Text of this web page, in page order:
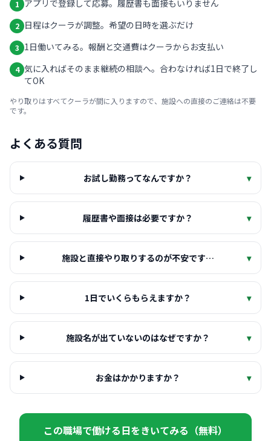
1 アプリで登録して応募。履歴書も面接もいりません
2 日程はクーラが調整。希望の日時を選ぶだけ
3 1日働いてみる。報酬と交通費はクーラからお支払い
4 気に入ればそのまま継続の相談へ。合わなければ1日で終了し
てOK
やり取りはすべてクーラが間に入りますので、施設への直接のご連絡は不要
です。
よくある質問
お試し勤務ってなんですか？ ▾
履歴書や面接は必要ですか？ ▾
施設と直接やり取りするのが不安です… ▾
1日でいくらもらえますか？ ▾
施設名が出ていないのはなぜですか？ ▾
お金はかかりますか？ ▾
この職場で働ける日をきいてみる（無料）